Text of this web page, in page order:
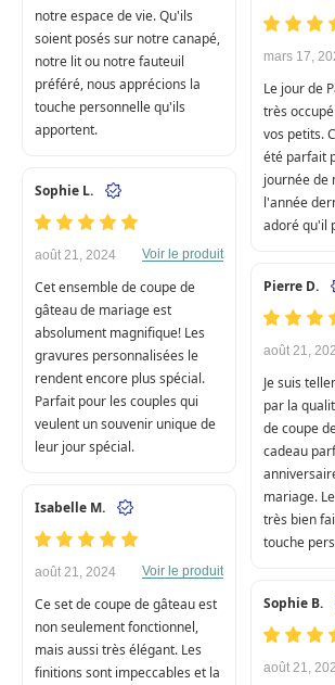
notre espace de vie. Qu'ils
soient posés sur notre canapé,
notre lit ou notre fauteuil
préféré, nous apprécions la
touche personnelle qu'ils
apportent.
mars 17,
Le jour de
très
vos petits.
été parfait
journée de
l'année
adoré qu'il
Sophie L.
août 21, 2024 Voir le produit
Cet ensemble de coupe de
gâteau de mariage est
absolument magnifique! Les
gravures personnalisées le
rendent encore plus spécial.
Parfait pour les couples qui
veulent un souvenir unique de
leur jour spécial.
Pierre D.
août 21,
Je suis
par la
de coupe
cadeau
mariage.
très bien
touche
Isabelle M.
août 21, 2024 Voir le produit
Ce set de coupe de gâteau est
non seulement fonctionnel,
mais aussi très élégant. Les
finitions sont impeccables et la
Sophie B.
août 21,